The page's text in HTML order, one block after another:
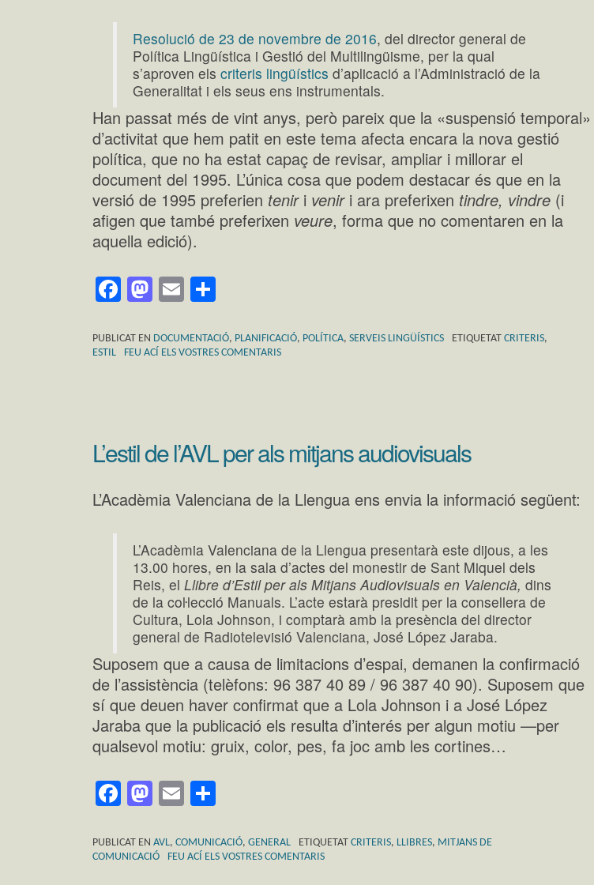
Resolució de 23 de novembre de 2016, del director general de
Política Lingüística i Gestió del Multilingüisme, per la qual
s’aproven elscriteris lingüístics d’aplicació a l’Administració de la
Generalitat i els seus ens instrumentals.
Han passat més de vint anys, però pareix que la «suspensió temporal»
d’activitat que hem patit en este tema afecta encara la nova gestió
política, que no ha estat capaç de revisar, ampliar i millorar el
document del 1995. L’única cosa que podem destacar és que en la
versió de 1995 preferien teniri veniri ara preferixen tindre, vindre (i
afigen que també preferixen veure, forma que no comentaren en la
aquella edició).
Facebook
Mastodon
Email
PUBLICAT EN DOCUMENTACIÓ, PLANIFICACIÓ, POLÍTICA, SERVEIS LINGÜÍSTICS ETIQUETAT CRITERIS,
ESTIL
FEU ACÍ ELS VOSTRES COMENTARIS
L’estil de l’AVL per als mitjans audiovisuals
L’Acadèmia Valenciana de la Llengua ens envia la informació següent:
L’Acadèmia Valenciana de la Llengua presentarà este dijous, a les
13.00 hores, en la sala d’actes del monestir de Sant Miquel dels
Reis, elLlibre d’Estil per als Mitjans Audiovisuals en Valencià, dins
de la coŀlecció Manuals. L’acte estarà presidit per la consellera de
Cultura, Lola Johnson, i comptarà amb la presència del director
general de Radiotelevisió Valenciana, José López Jaraba.
Suposem que a causa de limitacions d’espai, demanen la confirmació
de l’assistència (telèfons: 96 387 40 89 / 96 387 40 90). Suposem que
sí que deuen haver confirmat que a Lola Johnson i a José López
Jaraba que la publicació els resulta d’interés per algun motiu —per
qualsevol motiu: gruix, color, pes, fa joc amb les cortines…
Facebook
Mastodon
Email
PUBLICAT EN AVL, COMUNICACIÓ, GENERAL ETIQUETAT CRITERIS, LLIBRES, MITJANS DE
COMUNICACIÓ
FEU ACÍ ELS VOSTRES COMENTARIS